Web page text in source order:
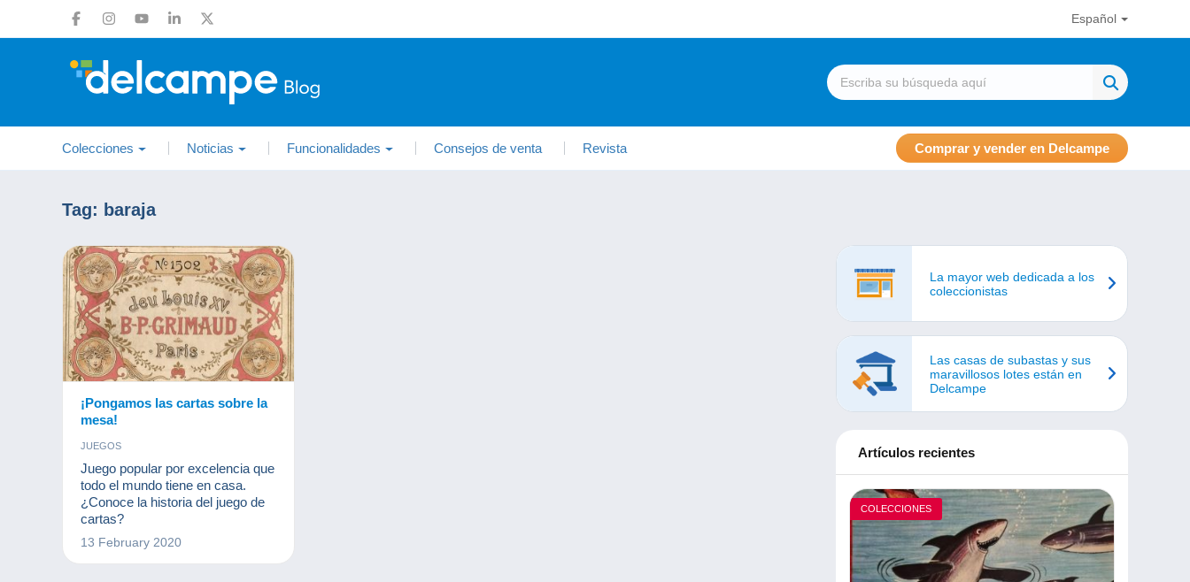
Español
Colecciones Noticias Funcionalidades Consejos de venta Revista Comprar y vender en Delcampe
Tag: baraja
¡Pongamos las cartas sobre la
mesa!
JUEGOS
Juego popular por excelencia que
todo el mundo tiene en casa.
¿Conoce la historia del juego de
cartas?
13 February 2020
La mayor web dedicada a los
coleccionistas
Las casas de subastas y sus
maravillosos lotes están en
Delcampe
Artículos recientes
COLECCIONES